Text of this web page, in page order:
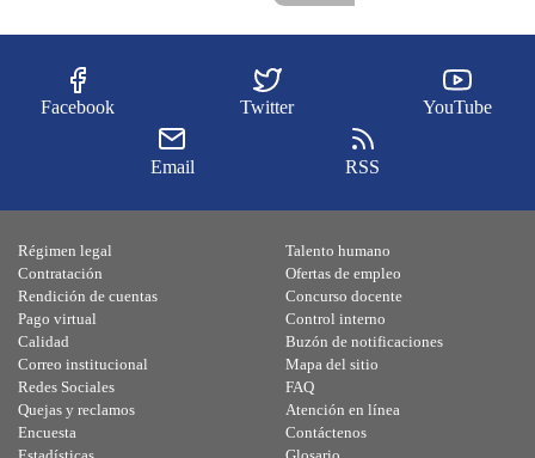
Facebook Twitter YouTube
Email RSS
Régimen legal
Contratación
Rendición de cuentas
Pago virtual
Calidad
Talento humano
Ofertas de empleo
Concurso docente
Control interno
Buzón de notificaciones
Correo institucional
Redes Sociales
Quejas y reclamos
Encuesta
Mapa del sitio
FAQ
Atención en línea
Contáctenos